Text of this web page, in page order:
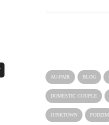
AU-PAIR BLOG
DOMESTIC COUPLE
JUNKTOWN PODZIM